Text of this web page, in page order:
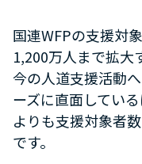
国連WFPの支援対
1,200万人まで拡大
今の人道支援活動
ーズに直面してい
よりも支援対象者
です。